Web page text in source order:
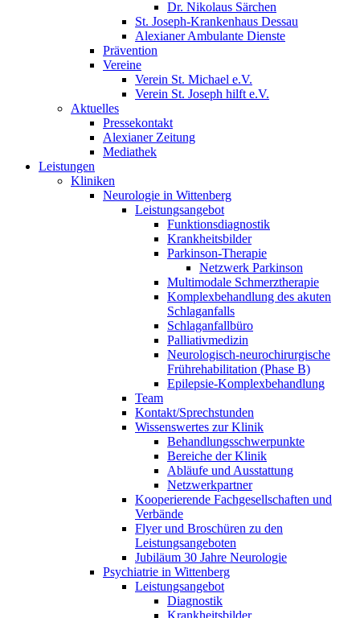
Dr. Nikolaus Särchen
St. Joseph-Krankenhaus Dessau
Alexianer Ambulante Dienste
Prävention
Vereine
Verein St. Michael e.V.
Verein St. Joseph hilft e.V.
Aktuelles
Pressekontakt
Alexianer Zeitung
Mediathek
Leistungen
Kliniken
Neurologie in Wittenberg
Leistungsangebot
Funktionsdiagnostik
Krankheitsbilder
Parkinson-Therapie
Netzwerk Parkinson
Multimodale Schmerztherapie
Komplexbehandlung des akuten
Schlaganfalls
Schlaganfallbüro
Palliativmedizin
Neurologisch-neurochirurgische
Frührehabilitation (Phase B)
Epilepsie-Komplexbehandlung
Team
Kontakt/Sprechstunden
Wissenswertes zur Klinik
Behandlungsschwerpunkte
Bereiche der Klinik
Abläufe und Ausstattung
Netzwerkpartner
Kooperierende Fachgesellschaften und
Verbände
Flyer und Broschüren zu den
Leistungsangeboten
Jubiläum 30 Jahre Neurologie
Psychiatrie in Wittenberg
Leistungsangebot
Diagnostik
Krankheitsbilder